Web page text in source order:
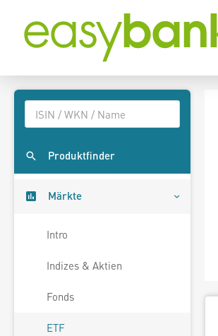
Produktfinder
Märkte
Intro
Indizes & Aktien
Fonds
ETF